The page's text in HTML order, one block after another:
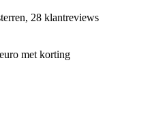
28 klantreviews
met korting